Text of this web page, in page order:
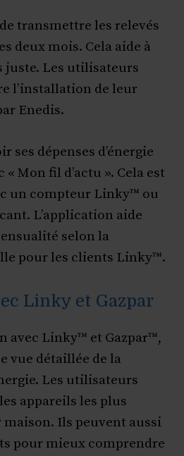
transmettre les relevés
deux mois. Cela aide à
juste. Les utilisateurs
l’installation de leur
Enedis.
ses dépenses d’énergie
Mon fil d’actu ». Cela est
un compteur Linky™ ou
L’application aide
selon la
pour les clients Linky™.
Linky et Gazpar
avec Linky™ et Gazpar™,
vue détaillée de la
Les utilisateurs
appareils les plus
maison. Ils peuvent aussi
pour mieux comprendre